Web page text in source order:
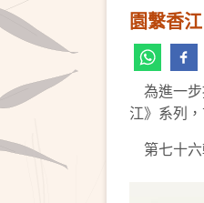
園繫香
為進一步
江》系列
第七十六